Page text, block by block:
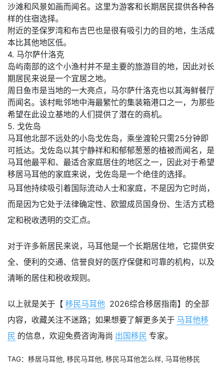
沙滩和风景如画而闻名。这里为游客和长期居民提供各种各
样的住宿选择。
附近的圣保罗湾和布吉巴也是很有吸引力的目的地，生活成
本比其他地区低。
4. 马尔萨什洛克
岛屿南部的这个小渔村并不是主要的旅游目的地，因此对长
期居民来说是一个宜居之地。
周日鱼市是当地的一大亮点，马尔萨什洛克也以其海鲜餐厅
而闻名。该村毗邻地中海最繁忙的集装箱港口之一，为那些
希望在此设立基地的人们提供了潜在的商机。
5. 戈佐岛
马耳他北部不远处的小岛戈佐岛，乘坐渡轮只需25分钟即
可抵达。戈佐岛以其宁静祥和和郁郁葱葱的植被而闻名，是
马耳他最平和、最适合家庭居住的地区之一，因此对于希望
移居马耳他的家庭来说，戈佐岛是一个绝佳的选择。
马耳他持续吸引着国际流动人士和家庭，不是因为它时尚，
而是因为它处于法律确定性、欧盟成员国身份、生活方式稳
定和税收透明的交汇点。
对于许多新居民来说，马耳他是一个长期居住地，它提供安
全、便利的交通、信誉良好的医疗保健和可靠的机构，以及
清晰的居住和税收规则。
以上就是关于【 移民马耳他 2026综合移居指南】的全部
内容，收藏关注不迷路；如果想要了解更多关于 马耳他移
民 的信息，欢迎免费咨询海尚 出国移民 专家。
TAG： 移居马耳他, 移民马耳他, 移民马耳他怎么样, 马耳他移民